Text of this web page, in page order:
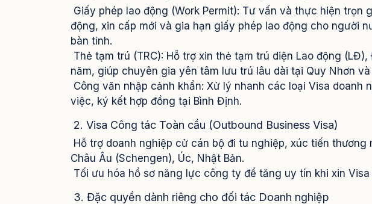
Giấy phép lao động (Work Permit): Tư vấn và thực hiện trọn
động, xin cấp mới và gia hạn giấy phép lao động cho người
bàn tỉnh.
Thẻ tạm trú (TRC): Hỗ trợ xin thẻ tạm trú diện Lao động
năm, giúp chuyên gia yên tâm lưu trú lâu dài tại Quy Nhơn
Công văn nhập cảnh khẩn: Xử lý nhanh các loại Visa doanh
việc, ký kết hợp đồng tại Bình Định.
2. Visa Công tác Toàn cầu (Outbound Business Visa)
Hỗ trợ doanh nghiệp cử cán bộ đi tu nghiệp, xúc tiến
Châu Âu (Schengen), Úc, Nhật Bản.
Tối ưu hóa hồ sơ năng lực công ty để tăng uy tín khi xin Visa
3. Đặc quyền dành riêng cho đối tác Doanh nghiệp